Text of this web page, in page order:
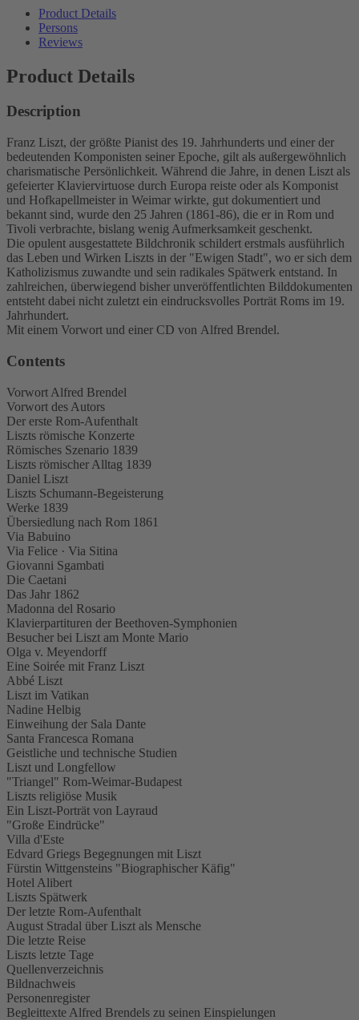
Product Details
Persons
Reviews
Product Details
Description
Franz Liszt, der größte Pianist des 19. Jahrhunderts und einer der
bedeutenden Komponisten seiner Epoche, gilt als außergewöhnlich
charismatische Persönlichkeit. Während die Jahre, in denen Liszt als
gefeierter Klaviervirtuose durch Europa reiste oder als Komponist
und Hofkapellmeister in Weimar wirkte, gut dokumentiert und
bekannt sind, wurde den 25 Jahren (1861-86), die er in Rom und
Tivoli verbrachte, bislang wenig Aufmerksamkeit geschenkt.
Die opulent ausgestattete Bildchronik schildert erstmals ausführlich
das Leben und Wirken Liszts in der "Ewigen Stadt", wo er sich dem
Katholizismus zuwandte und sein radikales Spätwerk entstand. In
zahlreichen, überwiegend bisher unveröffentlichten Bilddokumenten
entsteht dabei nicht zuletzt ein eindrucksvolles Porträt Roms im 19.
Jahrhundert.
Mit einem Vorwort und einer CD von Alfred Brendel.
Contents
Vorwort Alfred Brendel
Vorwort des Autors
Der erste Rom-Aufenthalt
Liszts römische Konzerte
Römisches Szenario 1839
Liszts römischer Alltag 1839
Daniel Liszt
Liszts Schumann-Begeisterung
Werke 1839
Übersiedlung nach Rom 1861
Via Babuino
Via Felice · Via Sitina
Giovanni Sgambati
Die Caetani
Das Jahr 1862
Madonna del Rosario
Klavierpartituren der Beethoven-Symphonien
Besucher bei Liszt am Monte Mario
Olga v. Meyendorff
Eine Soirée mit Franz Liszt
Abbé Liszt
Liszt im Vatikan
Nadine Helbig
Einweihung der Sala Dante
Santa Francesca Romana
Geistliche und technische Studien
Liszt und Longfellow
"Triangel" Rom-Weimar-Budapest
Liszts religiöse Musik
Ein Liszt-Porträt von Layraud
"Große Eindrücke"
Villa d'Este
Edvard Griegs Begegnungen mit Liszt
Fürstin Wittgensteins "Biographischer Käfig"
Hotel Alibert
Liszts Spätwerk
Der letzte Rom-Aufenthalt
August Stradal über Liszt als Mensche
Die letzte Reise
Liszts letzte Tage
Quellenverzeichnis
Bildnachweis
Personenregister
Begleittexte Alfred Brendels zu seinen Einspielungen